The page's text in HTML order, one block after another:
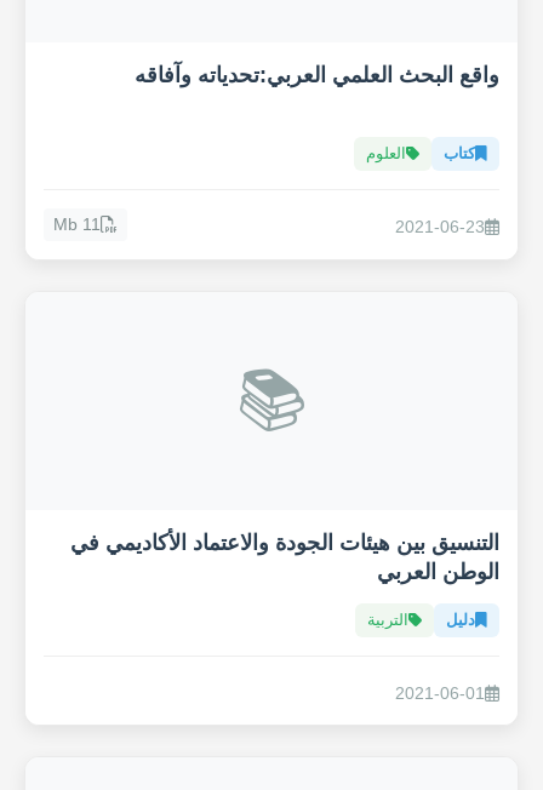
واقع البحث العلمي العربي:تحدياته وآفاقه
كتاب العلوم
2021-06-23
11 Mb
📚
التنسيق بين هيئات الجودة والاعتماد الأكاديمي في
الوطن العربي
دليل التربية
2021-06-01